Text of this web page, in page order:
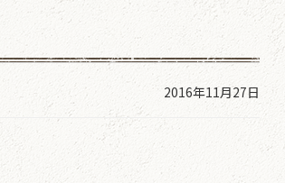
2016年11月27日